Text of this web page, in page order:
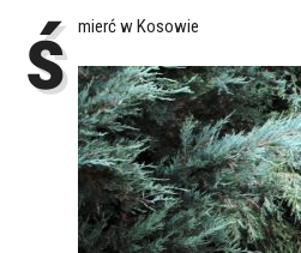
ś mierć w Kosowie